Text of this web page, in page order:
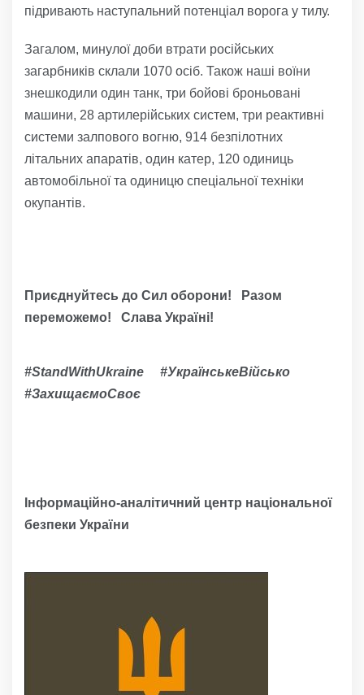
підривають наступальний потенціал ворога у тилу.
Загалом, минулої доби втрати російських
загарбників склали 1070 осіб. Також наші воїни
знешкодили один танк, три бойові броньовані
машини, 28 артилерійських систем, три реактивні
системи залпового вогню, 914 безпілотних
літальних апаратів, один катер, 120 одиниць
автомобільної та одиницю спеціальної техніки
окупантів.
Приєднуйтесь до Сил оборони! Разом
переможемо! Слава Україні!
#StandWithUkraine #УкраїнськеВійсько
#ЗахищаємоСвоє
Інформаційно-аналітичний центр національної
безпеки України